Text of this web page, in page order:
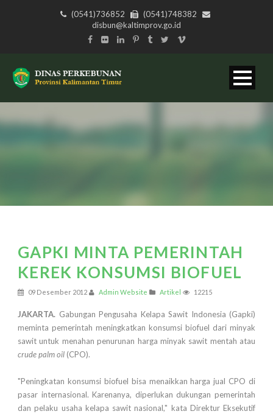
(0541)736852
(0541)748382
disbun@kaltimprov.go.id
GAPKI MINTA PEMERINTAH
KEREK KONSUMSI BIOFUEL
09 Desember 2012 Admin Website Artikel 12215
JAKARTA. Gabungan Pengusaha Kelapa Sawit Indonesia (Gapki)
meminta pemerintah meningkatkan konsumsi biofuel dari minyak
sawit untuk menahan penurunan harga minyak sawit mentah atau
crude palm oil (CPO).
"Peningkatan konsumsi biofuel bisa menaikkan harga jual CPO di
pasar internasional. Karenanya, diperlukan dukungan pemerintah
dan pelaku usaha kelapa sawit nasional," kata Direktur Eksekutif